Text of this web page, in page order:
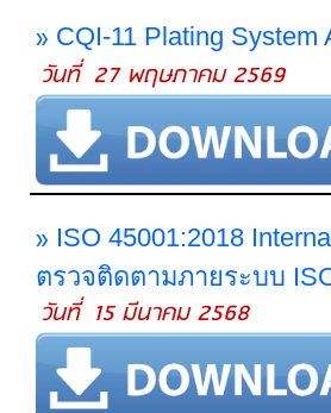
» CQI-11 Plating System
วันที่ 27 พฤษภาคม 2569
» ISO 45001:2018
ตรวจติดตามภายระบบ
วันที่ 15 มีนาคม 2568